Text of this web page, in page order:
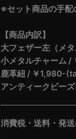
※セット商品の手配
【商品内訳】
大フェザー左（メ
小メタルチャーム
鹿革紐 / ￥1,980-
アンティークビー
消費税・送料・発